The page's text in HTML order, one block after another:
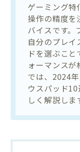
ゲーミング特
操作の精度を
バイスです。
自分のプレイ
ドを選ぶこ
ォーマンス
では、2024
ウスパッド
しく解説しま